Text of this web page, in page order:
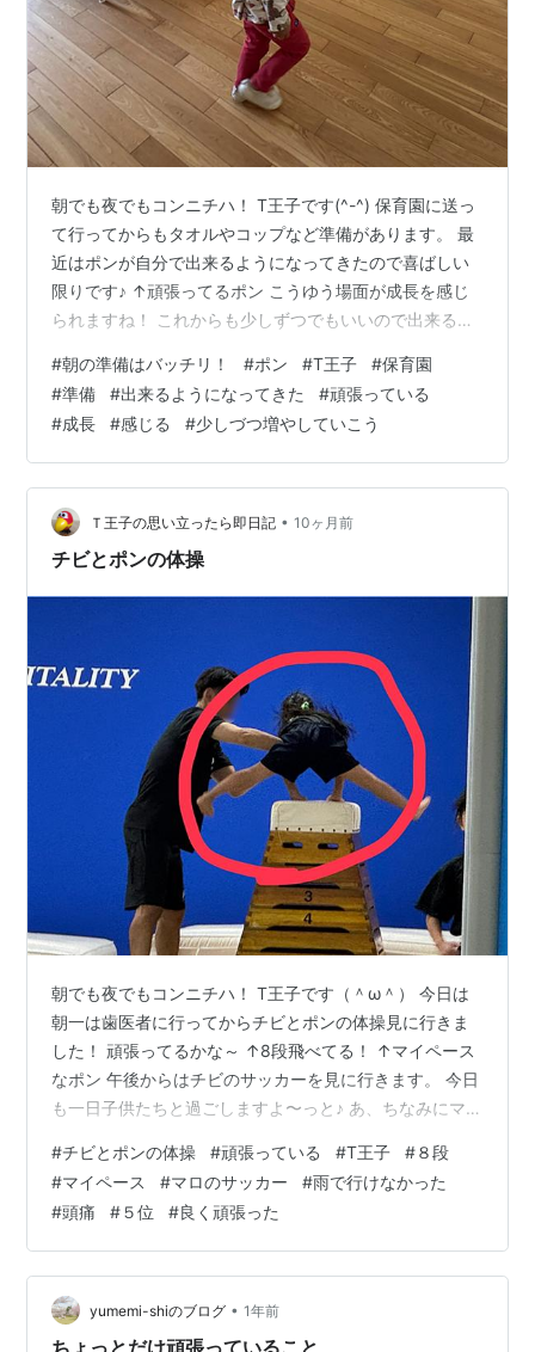
朝でも夜でもコンニチハ！ T王子です(^-^) 保育園に送っ
て行ってからもタオルやコップなど準備があります。 最
近はポンが自分で出来るようになってきたので喜ばしい
限りです♪ ↑頑張ってるポン こうゆう場面が成長を感じ
られますね！ これからも少しずつでもいいので出来るこ
#朝の準備はバッチリ！ #ポン #T王子 #保育園
#準備 #出来るようになってきた #頑張っている
#成長 #感じる #少しづつ増やしていこう
Ｔ王子の思い立ったら即日記 • 10ヶ月前
チビとポンの体操
朝でも夜でもコンニチハ！ T王子です（＾ω＾） 今日は
朝一は歯医者に行ってからチビとポンの体操見に行きま
した！ 頑張ってるかな～ ↑8段飛べてる！ ↑マイペース
なポン 午後からはチビのサッカーを見に行きます。 今日
も一日子供たちと過ごしますよ〜っと♪ あ、ちなみにマロ
てから結果を聞こうかな（＾∇＾） 〜1時間後〜 実は午後
からは雨の影響もあってマロの試合には行けませんでし
た。 T王子の頭痛もあり運転も微妙だった為・・・ ちな
みに後で聞いたら5位でした。 良く頑張った！ では×2
#チビとポンの体操 #頑張っている #T王子 #８段
#マイペース #マロのサッカー #雨で行けなかった
#頭痛 #５位 #良く頑張った
yumemi-shiのブログ • 1年前